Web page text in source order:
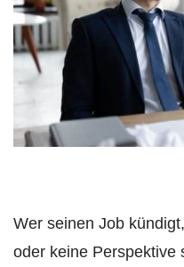
Wer seinen Job
oder keine Perspektive